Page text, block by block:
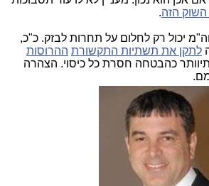
השוק הזה.
יכול רק לחלום על תחרות לבזק. כ"כ,
לתקן את תשתיות התקשורת ההרוסות
כהבטחה חסרת כל כיסוי. הצהרה